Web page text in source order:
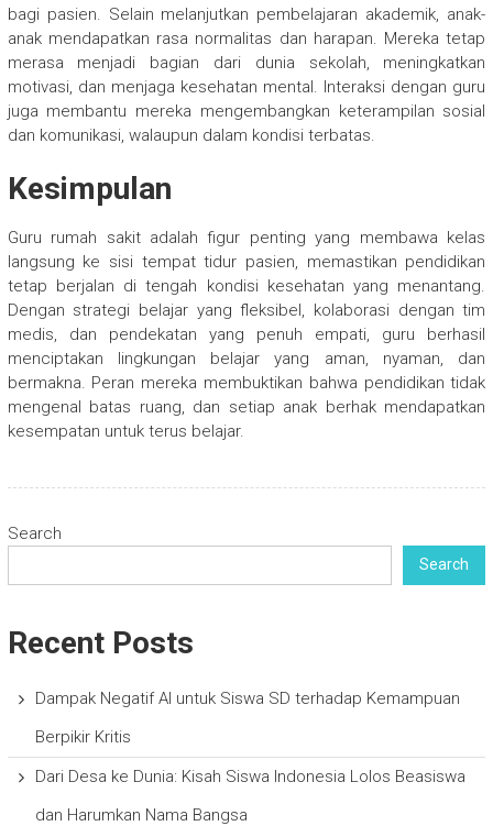
bagi pasien. Selain melanjutkan pembelajaran akademik, anak-
anak mendapatkan rasa normalitas dan harapan. Mereka tetap
merasa menjadi bagian dari dunia sekolah, meningkatkan
motivasi, dan menjaga kesehatan mental. Interaksi dengan guru
juga membantu mereka mengembangkan keterampilan sosial
dan komunikasi, walaupun dalam kondisi terbatas.
Kesimpulan
Guru rumah sakit adalah figur penting yang membawa kelas
langsung ke sisi tempat tidur pasien, memastikan pendidikan
tetap berjalan di tengah kondisi kesehatan yang menantang.
Dengan strategi belajar yang fleksibel, kolaborasi dengan tim
medis, dan pendekatan yang penuh empati, guru berhasil
menciptakan lingkungan belajar yang aman, nyaman, dan
bermakna. Peran mereka membuktikan bahwa pendidikan tidak
mengenal batas ruang, dan setiap anak berhak mendapatkan
kesempatan untuk terus belajar.
Search
Search
Recent Posts
Dampak Negatif AI untuk Siswa SD terhadap Kemampuan
Berpikir Kritis
Dari Desa ke Dunia: Kisah Siswa Indonesia Lolos Beasiswa
dan Harumkan Nama Bangsa